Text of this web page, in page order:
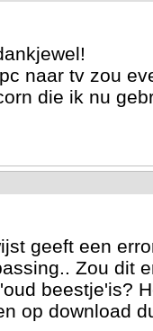
naar tv zou
die ik nu
geeft een
Zou dit
beestje'is?
op download